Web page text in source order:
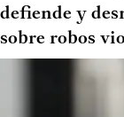
defiende y
sobre robos